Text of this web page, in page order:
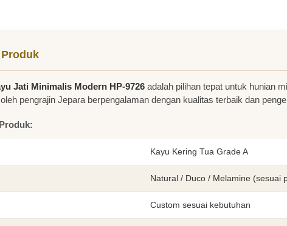
Jati Minimalis Modern HP-9726 adalah pilihan tepat untuk hunian
pengrajin Jepara berpengalaman dengan kualitas terbaik dan
Kayu Kering Tua Grade A
Natural / Duco / Melamine (sesuai
Custom sesuai kebutuhan